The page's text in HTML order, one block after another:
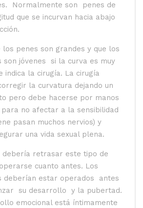
Normalmente son penes de
que se incurvan hacia abajo
los penes son grandes y que los
son jóvenes si la curva es muy
indica la cirugía. La cirugía
la curvatura dejando un
pero debe hacerse por manos
no afectar a la sensibilidad
pasan muchos nervios) y
una vida sexual plena.
debería retrasar este tipo de
cuanto antes. Los
deberían estar operados antes
su desarrollo y la pubertad.
emocional está íntimamente